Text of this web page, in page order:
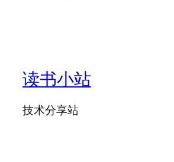
读书小站
技术分享站